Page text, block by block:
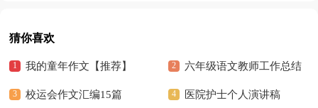
猜你喜欢
我的童年作文【推荐】 六年级语文教师工作总结
15篇
校运会作文汇编15篇 医院护士个人演讲稿